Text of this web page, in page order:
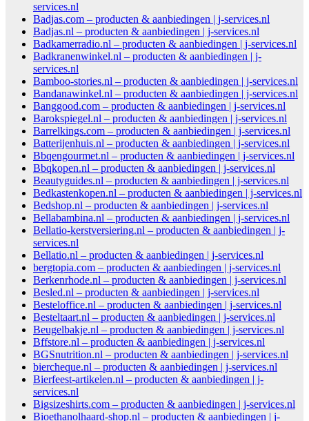
services.nl
Badjas.com – producten & aanbiedingen | j-services.nl
Badjas.nl – producten & aanbiedingen | j-services.nl
Badkamerradio.nl – producten & aanbiedingen | j-services.nl
Badkranenwinkel.nl – producten & aanbiedingen | j-
services.nl
Bamboo-stories.nl – producten & aanbiedingen | j-services.nl
Bandanawinkel.nl – producten & aanbiedingen | j-services.nl
Banggood.com – producten & aanbiedingen | j-services.nl
Barokspiegel.nl – producten & aanbiedingen | j-services.nl
Barrelkings.com – producten & aanbiedingen | j-services.nl
Batterijenhuis.nl – producten & aanbiedingen | j-services.nl
Bbqengourmet.nl – producten & aanbiedingen | j-services.nl
Bbqkopen.nl – producten & aanbiedingen | j-services.nl
Beautyguides.nl – producten & aanbiedingen | j-services.nl
Bedkastenkopen.nl – producten & aanbiedingen | j-services.nl
Bedshop.nl – producten & aanbiedingen | j-services.nl
Bellabambina.nl – producten & aanbiedingen | j-services.nl
Bellatio-kerstversiering.nl – producten & aanbiedingen | j-
services.nl
Bellatio.nl – producten & aanbiedingen | j-services.nl
bergtopia.com – producten & aanbiedingen | j-services.nl
Berkenrhode.nl – producten & aanbiedingen | j-services.nl
Besled.nl – producten & aanbiedingen | j-services.nl
Besteloffice.nl – producten & aanbiedingen | j-services.nl
Besteltaart.nl – producten & aanbiedingen | j-services.nl
Beugelbakje.nl – producten & aanbiedingen | j-services.nl
Bffstore.nl – producten & aanbiedingen | j-services.nl
BGSnutrition.nl – producten & aanbiedingen | j-services.nl
biercheque.nl – producten & aanbiedingen | j-services.nl
Bierfeest-artikelen.nl – producten & aanbiedingen | j-
services.nl
Bigsizeshirts.com – producten & aanbiedingen | j-services.nl
Bioethanolhaard-shop.nl – producten & aanbiedingen | j-